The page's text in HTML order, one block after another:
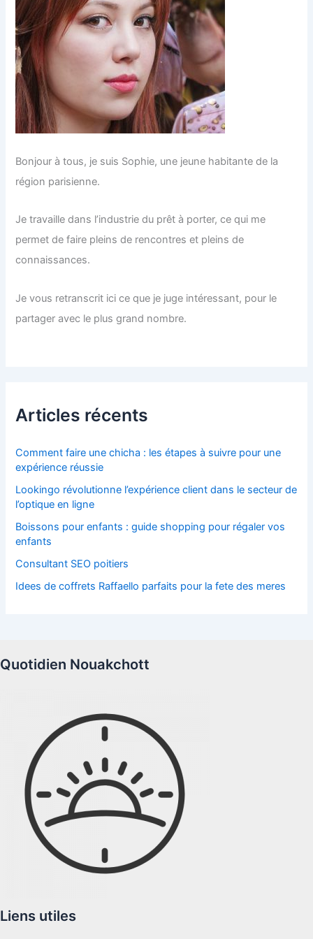
Bonjour à tous, je suis Sophie, une jeune habitante de la
région parisienne.
Je travaille dans l’industrie du prêt à porter, ce qui me
permet de faire pleins de rencontres et pleins de
connaissances.
Je vous retranscrit ici ce que je juge intéressant, pour le
partager avec le plus grand nombre.
Articles récents
Comment faire une chicha : les étapes à suivre pour une
expérience réussie
Lookingo révolutionne l’expérience client dans le secteur de
l’optique en ligne
Boissons pour enfants : guide shopping pour régaler vos
enfants
Consultant SEO poitiers
Idees de coffrets Raffaello parfaits pour la fete des meres
Quotidien Nouakchott
Liens utiles